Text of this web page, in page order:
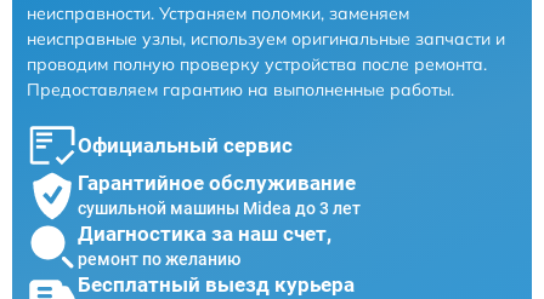
неисправности. Устраняем поломки, заменяем
неисправные узлы, используем оригинальные запчасти и
проводим полную проверку устройства после ремонта.
Предоставляем гарантию на выполненные работы.
Официальный сервис
Гарантийное обслуживание
сушильной машины Midea до 3 лет
Диагностика за наш счет,
ремонт по желанию
Бесплатный выезд курьера